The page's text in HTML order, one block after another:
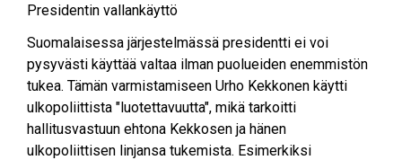
Presidentin vallankäyttö
Suomalaisessa järjestelmässä presidentti ei voi
pysyvästi käyttää valtaa ilman puolueiden enemmistön
tukea. Tämän varmistamiseen Urho Kekkonen käytti
ulkopoliittista "luotettavuutta", mikä tarkoitti
hallitusvastuun ehtona Kekkosen ja hänen
ulkopoliittisen linjansa tukemista. Esimerkiksi